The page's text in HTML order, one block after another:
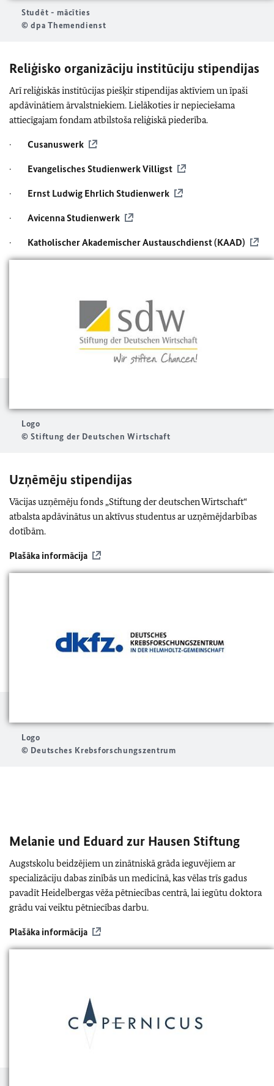
Studēt - mācīties
© dpa Themendienst
Reliģisko organizāciju institūciju stipendijas
Arī reliģiskās institūcijas piešķir stipendijas aktīviem un īpaši
apdāvinātiem ārvalstniekiem. Lielākoties ir nepieciešama
attiecīgajam fondam atbilstoša reliģiskā piederība.
· Cusanuswerk
· Evangelisches Studienwerk Villigst
· Ernst Ludwig Ehrlich Studienwerk
· Avicenna Studienwerk
· Katholischer Akademischer Austauschdienst (KAAD)
Logo
© Stiftung der Deutschen Wirtschaft
Uzņēmēju stipendijas
Vācijas uzņēmēju fonds „Stiftung der deutschen Wirtschaft“
atbalsta apdāvinātus un aktīvus studentus ar uzņēmējdarbības
dotībām.
Plašāka informācija
Logo
© Deutsches Krebsforschungszentrum
Melanie und Eduard zur Hausen Stiftung
Augstskolu beidzējiem un zinātniskā grāda ieguvējiem ar
specializāciju dabas zinībās un medicīnā, kas vēlas trīs gadus
pavadīt Heidelbergas vēža pētniecības centrā, lai iegūtu doktora
grādu vai veiktu pētniecības darbu.
Plašāka informācija